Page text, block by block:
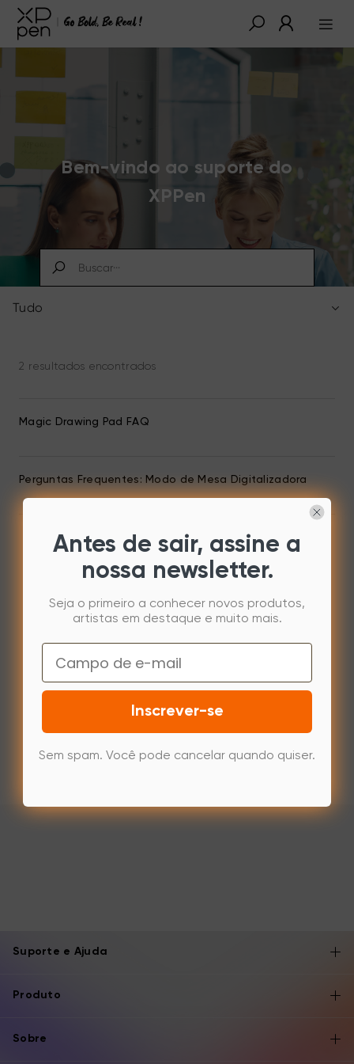
Bem-vindo ao suporte do
XPPen
Tudo
2 resultados encontrados
Magic Drawing Pad FAQ
Perguntas Frequentes: Modo de Mesa Digitalizadora
Suporte e Ajuda
Produto
Sobre
Antes de sair, assine a
nossa newsletter.
Seja o primeiro a conhecer novos produtos,
artistas em destaque e muito mais.
Email
Inscrever-se
Sem spam. Você pode cancelar quando quiser.